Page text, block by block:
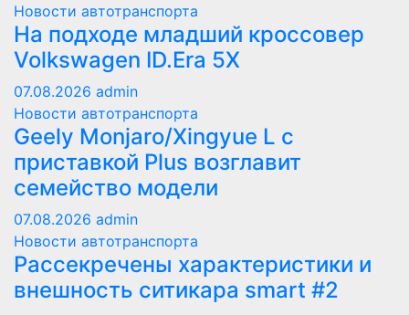
Новости автотранспорта
На подходе младший кроссовер
Volkswagen ID.Era 5X
07.08.2026 admin
Новости автотранспорта
Geely Monjaro/Xingyue L с
приставкой Plus возглавит
семейство модели
07.08.2026 admin
Новости автотранспорта
Рассекречены характеристики и
внешность ситикара smart #2